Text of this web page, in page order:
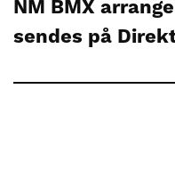
NM BMX
sendes på